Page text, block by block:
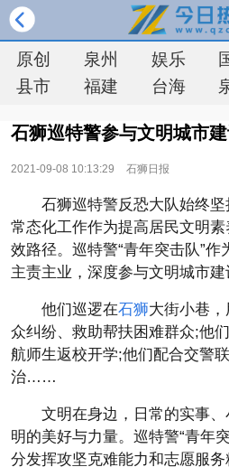
原创 泉州 娱乐
县市
福建 台海
石狮巡特警参与文明城市
2021-09-08 10:13:29 石狮日报
石狮巡特警反恐大队始终坚
常态化工作作为提高居民文明
效路径。巡特警“青年突击队”
主责主业，深度参与文明城市建
他们巡逻在石狮大街小巷
众纠纷、救助帮扶困难群众;他
航师生返校开学;他们配合交警
治……
文明在身边，日常的实事
明的美好与力量。巡特警“青年
分发挥攻坚克难能力和志愿服